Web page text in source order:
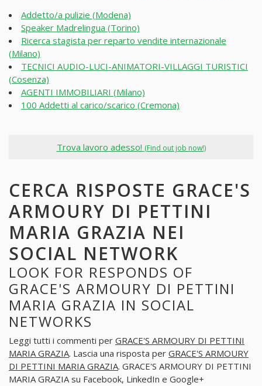
Addetto/a pulizie (Modena)
Speaker Madrelingua (Torino)
Ricerca stagista per reparto vendite internazionale
(Milano)
TECNICI AUDIO-LUCI-ANIMATORI-VILLAGGI TURISTICI
(Cosenza)
AGENTI IMMOBILIARI (Milano)
100 Addetti al carico/scarico (Cremona)
Trova lavoro adesso! (Find out job now!)
CERCA RISPOSTE GRACE'S
ARMOURY DI PETTINI
MARIA GRAZIA NEI
SOCIAL NETWORK
LOOK FOR RESPONDS OF
GRACE'S ARMOURY DI PETTINI
MARIA GRAZIA IN SOCIAL
NETWORKS
Leggi tutti i commenti per GRACE'S ARMOURY DI PETTINI
MARIA GRAZIA. Lascia una risposta per GRACE'S ARMOURY
DI PETTINI MARIA GRAZIA. GRACE'S ARMOURY DI PETTINI
MARIA GRAZIA su Facebook, LinkedIn e Google+